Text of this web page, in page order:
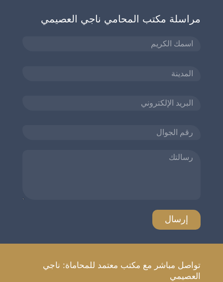
مراسلة مكتب المحامي ناجي العصيمي
تواصل مباشر مع مكتب معتمد للمحاماة: ناجي
العصيمي